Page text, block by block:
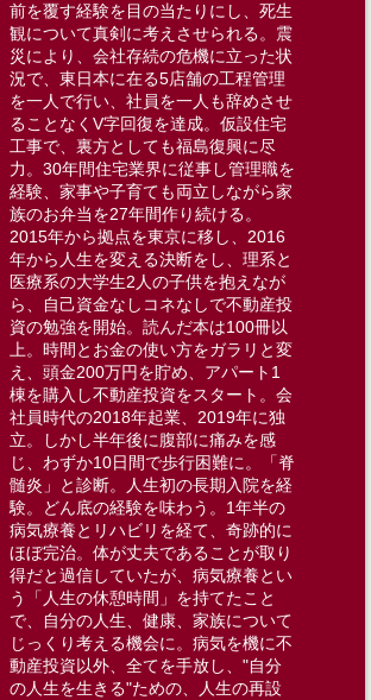
前を覆す経験を目の当たりにし、死生
観について真剣に考えさせられる。震
災により、会社存続の危機に立った状
況で、東日本に在る5店舗の工程管理
を一人で行い、社員を一人も辞めさせ
ることなくV字回復を達成。仮設住宅
工事で、裏方としても福島復興に尽
力。30年間住宅業界に従事し管理職を
経験、家事や子育ても両立しながら家
族のお弁当を27年間作り続ける。​
2015年から拠点を東京に移し、2016
年から人生を変える決断をし、理系と
医療系の大学生2人の子供を抱えなが
ら、自己資金なしコネなしで不動産投
資の勉強を開始。読んだ本は100冊以
上。時間とお金の使い方をガラリと変
え、頭金200万円を貯め​、アパート1
棟を購入し不動産投資をスタート。​会
社員時代の2018年起業、2019年に独
立。しかし半年後に腹部に痛みを感
じ、わずか10日間で歩行困難に。「脊
髄炎」と診断。人生初の長期入院を経
験。どん底の経験を味わう。1年半の
病気療養とリハビリを経て、奇跡的に
ほぼ完治。体が丈夫であることが取り
得だと過信していたが、病気療養とい
う「人生の休憩時間」を持てたこと
で、自分の人生、健康、家族について
じっくり考える機会に。病気を機に不
動産投資以外、全てを手放し、"自分
の人生を生きる"ための、人生の再設